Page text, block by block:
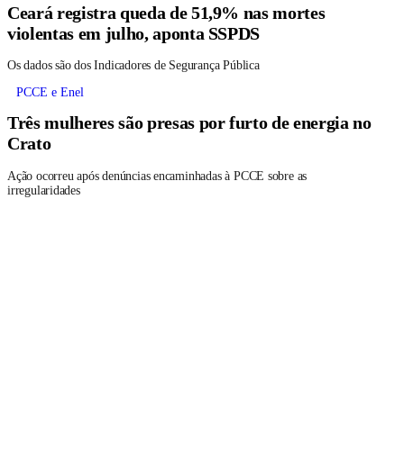
Ceará registra queda de 51,9% nas mortes
violentas em julho, aponta SSPDS
Os dados são dos Indicadores de Segurança Pública
PCCE e Enel
Três mulheres são presas por furto de energia no
Crato
Ação ocorreu após denúncias encaminhadas à PCCE sobre as
irregularidades